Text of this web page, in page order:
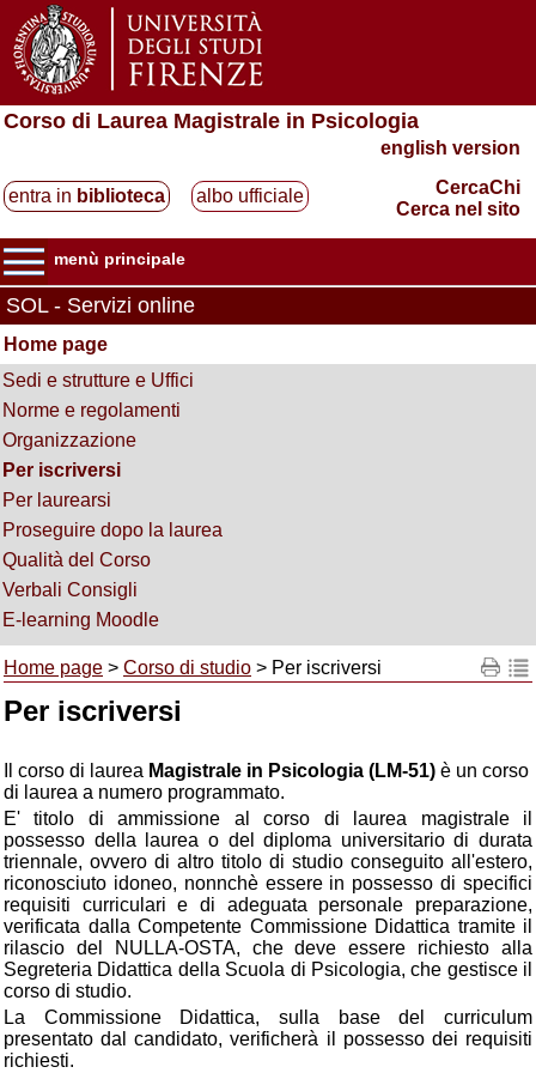
Corso di Laurea Magistrale in Psicologia
english version
entra in biblioteca albo ufficiale
CercaChi
Cerca nel sito
menù principale
SOL - Servizi online
Home page
Sedi e strutture e Uffici
Norme e regolamenti
Organizzazione
Per iscriversi
Per laurearsi
Proseguire dopo la laurea
Qualità del Corso
Verbali Consigli
E-learning Moodle
Home page > Corso di studio > Per iscriversi
Per iscriversi
Il corso di laurea Magistrale in Psicologia (LM-51) è un corso
di laurea a numero programmato.
E' titolo di ammissione al corso di laurea magistrale il
possesso della laurea o del diploma universitario di durata
triennale, ovvero di altro titolo di studio conseguito all'estero,
riconosciuto idoneo, nonnchè essere in possesso di specifici
requisiti curriculari e di adeguata personale preparazione,
verificata dalla Competente Commissione Didattica tramite il
rilascio del NULLA-OSTA, che deve essere richiesto alla
Segreteria Didattica della Scuola di Psicologia, che gestisce il
corso di studio.
La Commissione Didattica, sulla base del curriculum
presentato dal candidato, verificherà il possesso dei requisiti
richiesti.